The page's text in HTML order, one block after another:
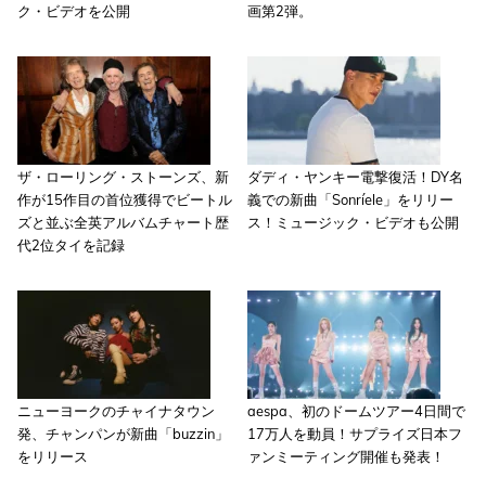
ク・ビデオを公開
画第2弾。
ザ・ローリング・ストーンズ、新
作が15作目の首位獲得でビートル
ズと並ぶ全英アルバムチャート歴
代2位タイを記録
ダディ・ヤンキー電撃復活！DY名
義での新曲「Sonríele」をリリー
ス！ミュージック・ビデオも公開
ニューヨークのチャイナタウン
発、チャンパンが新曲「buzzin」
をリリース
aespa、初のドームツアー4日間で
17万人を動員！サプライズ日本フ
ァンミーティング開催も発表！